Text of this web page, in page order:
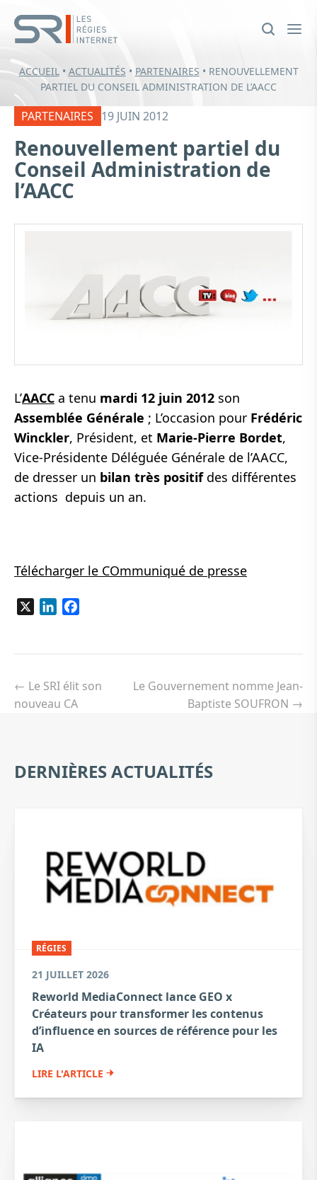
ACCUEIL• ACTUALITÉS • PARTENAIRES • RENOUVELLEMENT
PARTIEL DU CONSEIL ADMINISTRATION DE L’AACC
PARTENAIRES 19 JUIN 2012
Renouvellement partiel du
Conseil Administration de
l’AACC
L’AACC a tenu mardi 12 juin 2012 son
Assemblée Générale ; L’occasion pour Frédéric
Winckler, Président, et Marie-Pierre Bordet,
Vice-Présidente Déléguée Générale de l’AACC,
de dresser un bilan très positifdes différentes
actions depuis un an.
Télécharger le COmmuniqué de presse
LinkedIn
de
l’article
← Le SRI élit son
nouveau CA
Le Gouvernement nomme Jean-
Baptiste SOUFRON →
DERNIÈRES ACTUALITÉS
RÉGIES
21 JUILLET 2026
Reworld MediaConnect lance GEO x
Créateurs pour transformer les contenus
d’influence en sources de référence pour les
IA
LIRE L'ARTICLE